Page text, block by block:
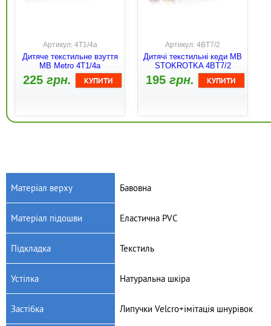
Артикул: 4Т1/4а
Дитяче текстильне взуття
MB Metro 4T1/4a
225грн.
Артикул: 4BT7/2
Дитячі текстильні кеди MB
STOKROTKA 4BT7/2
195грн.
MB GUMIS 3T1/1a
195грн.
STOKROTKA 4BT8/3a
Матеріал верху Бавовна
Матеріал підошви Еластична PVC
Підкладка Текстиль
Устілка Натуральна шкіра
Застібка Липучки Velсro+імітація шнурівок